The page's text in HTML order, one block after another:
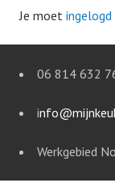
Je moet ingelogd
06 814 632
i
Werkgebied